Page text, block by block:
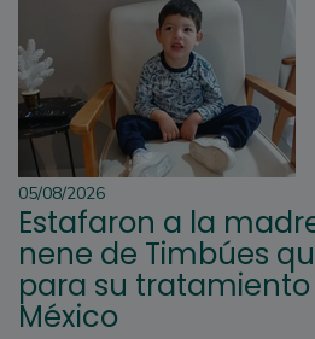
05/08/2026
Estafaron a la
nene de Timbúes
para su
México